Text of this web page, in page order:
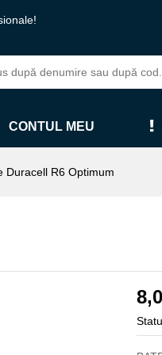
CONTUL MEU
Duracell R6 Optimum